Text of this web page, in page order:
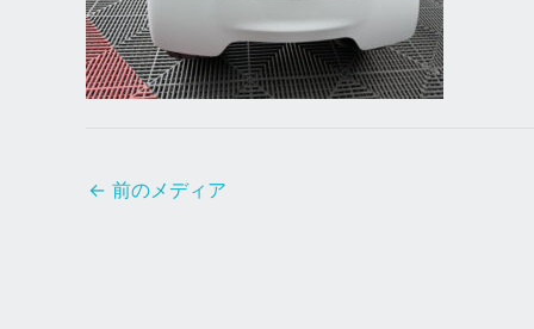
← 前のメディア